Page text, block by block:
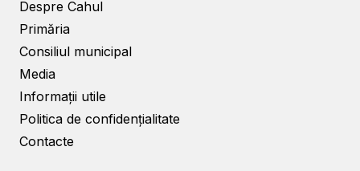
Despre Cahul
Primăria
Consiliul municipal
Media
Informații utile
Politica de confidențialitate
Contacte